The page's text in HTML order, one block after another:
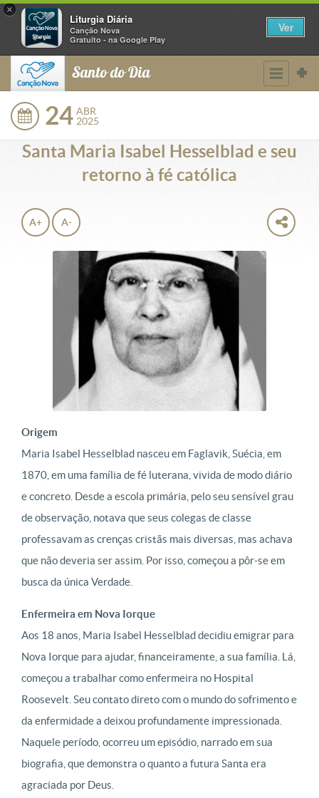
×
Liturgia Diária
Canção Nova
Gratuito - na Google Play
Ver
Santo do Dia
24 ABR
2025
Santa Maria Isabel Hesselblad e seu
retorno à fé católica
A+ A-
Origem
Maria Isabel Hesselblad nasceu em Faglavik, Suécia, em
1870, em uma família de fé luterana, vivida de modo diário
e concreto. Desde a escola primária, pelo seu sensível grau
de observação, notava que seus colegas de classe
professavam as crenças cristãs mais diversas, mas achava
que não deveria ser assim. Por isso, começou a pôr-se em
busca da única Verdade.
Enfermeira em Nova Iorque
Aos 18 anos, Maria Isabel Hesselblad decidiu emigrar para
Nova Iorque para ajudar, financeiramente, a sua família. Lá,
começou a trabalhar como enfermeira no Hospital
Roosevelt. Seu contato direto com o mundo do sofrimento e
da enfermidade a deixou profundamente impressionada.
Naquele período, ocorreu um episódio, narrado em sua
biografia, que demonstra o quanto a futura Santa era
agraciada por Deus.